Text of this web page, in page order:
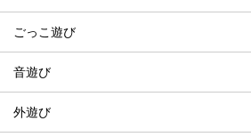
ごっこ遊び
音遊び
外遊び